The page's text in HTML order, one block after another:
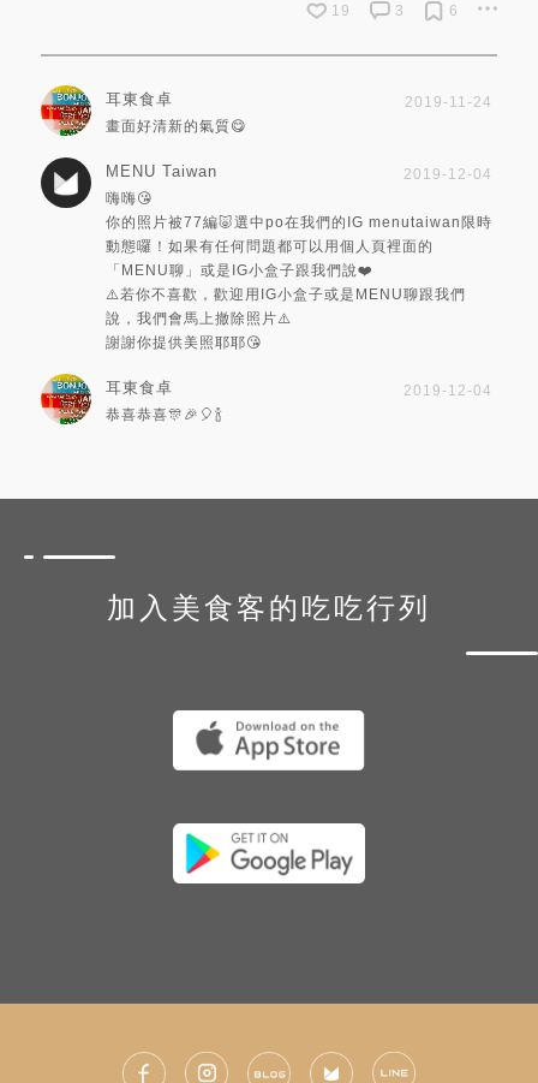
19 3 6
耳東食卓
2019-11-24
畫面好清新的氣質😋
MENU Taiwan
2019-12-04
嗨嗨😘
你的照片被77編🐷選中po在我們的IG menutaiwan限時
動態囉！如果有任何問題都可以用個人頁裡面的
「MENU聊」或是IG小盒子跟我們說❤️
⚠️若你不喜歡，歡迎用IG小盒子或是MENU聊跟我們
說，我們會馬上撤除照片⚠️
謝謝你提供美照耶耶😘
耳東食卓
2019-12-04
恭喜恭喜🎊🎉🎈🍾️
加入美食客的吃吃行列